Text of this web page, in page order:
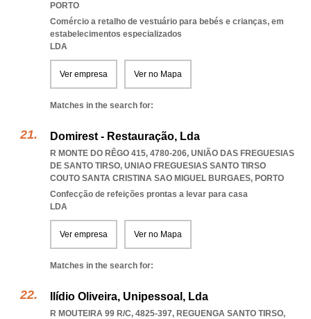
PORTO
Comércio a retalho de vestuário para bebés e crianças, em
estabelecimentos especializados
LDA
Ver empresa Ver no Mapa
Matches in the search for:
Domirest - Restauração, Lda
R MONTE DO RÊGO 415, 4780-206, UNIÃO DAS FREGUESIAS
DE SANTO TIRSO, UNIAO FREGUESIAS SANTO TIRSO
COUTO SANTA CRISTINA SAO MIGUEL BURGAES, PORTO
Confecção de refeições prontas a levar para casa
LDA
Ver empresa Ver no Mapa
Matches in the search for:
Ilídio Oliveira, Unipessoal, Lda
R MOUTEIRA 99 R/C, 4825-397, REGUENGA SANTO TIRSO,